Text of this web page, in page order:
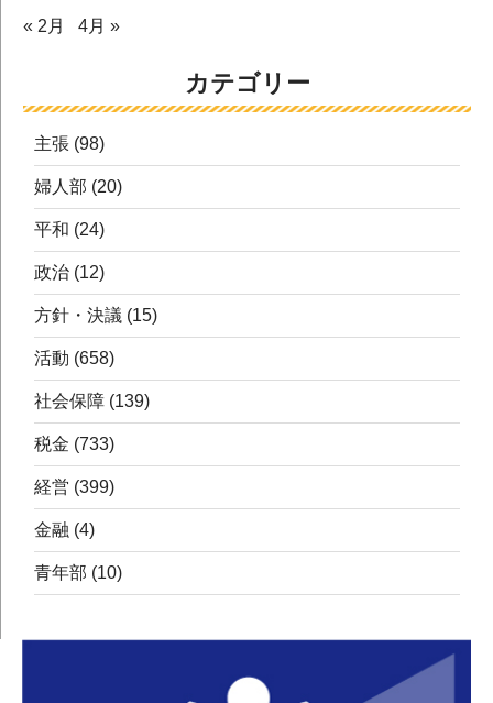
« 2月
4月 »
カテゴリー
主張 (98)
婦人部 (20)
平和 (24)
政治 (12)
方針・決議 (15)
活動 (658)
社会保障 (139)
税金 (733)
経営 (399)
金融 (4)
青年部 (10)